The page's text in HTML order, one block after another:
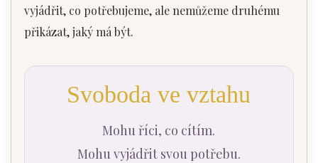
vyjádřit, co potřebujeme, ale nemůžeme druhému
přikázat, jaký má být.
Svoboda ve vztahu
Mohu říci, co cítím.
Mohu vyjádřit svou potřebu.